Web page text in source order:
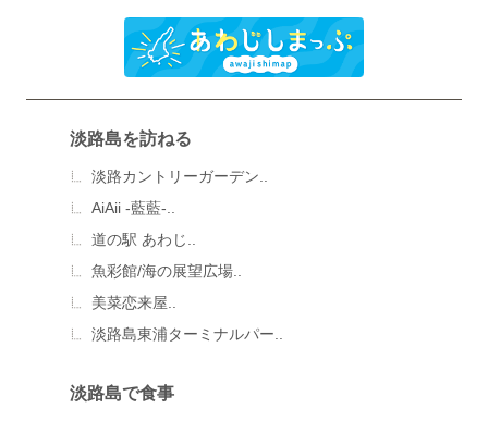
淡路島を訪ねる
淡路カントリーガーデン..
AiAii -藍藍-..
道の駅 あわじ..
魚彩館/海の展望広場..
美菜恋来屋..
淡路島東浦ターミナルパー..
淡路島で食事